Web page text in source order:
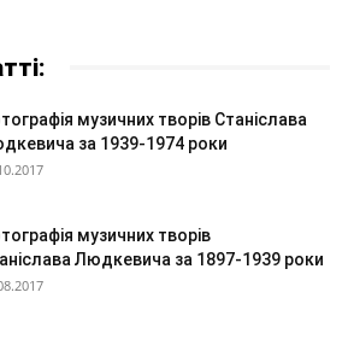
музичних творів Станіслава
за 1939-1974 роки
музичних творів
Людкевича за 1897-1939 роки